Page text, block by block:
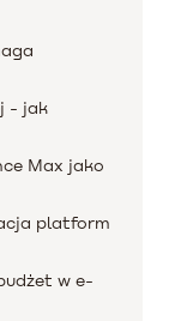
- jak
Max jako
platform
w e-